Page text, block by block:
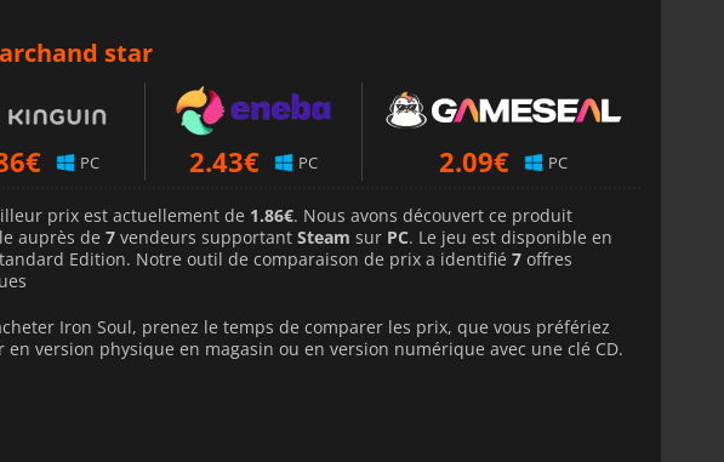
star
€ PC 2.43€ PC 2.09€ PC
prix est actuellement de 1.86€. Nous avons découvert ce produit
auprès de 7 vendeurs supportant Steam sur PC. Le jeu est disponible en
Edition. Notre outil de comparaison de prix a identifié 7 offres
Iron Soul, prenez le temps de comparer les prix, que vous préfériez
en version physique en magasin ou en version numérique avec une clé CD.